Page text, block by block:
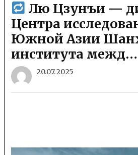
Лю Цзунъи —
Центра
Южной Азии
института межд…
20.07.2025